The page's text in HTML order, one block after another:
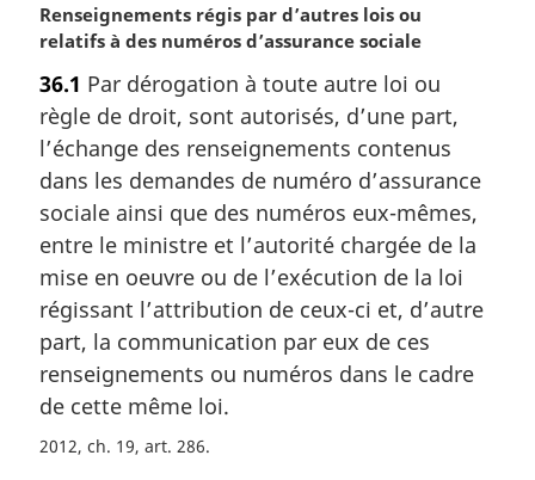
N
o
e
m
a
r
i
n
a
l
:
Renseignements régis par d’autres lois ou
relatifs à des numéros d’assurance sociale
36.1 Par dérogation à toute autre loi ou
règle de droit, sont autorisés, d’une part,
l’échange des renseignements contenus
dans les demandes de numéro d’assurance
sociale ainsi que des numéros eux-mêmes,
entre le ministre et l’autorité chargée de la
mise en oeuvre ou de l’exécution de la loi
régissant l’attribution de ceux-ci et, d’autre
part, la communication par eux de ces
renseignements ou numéros dans le cadre
de cette même loi.
2012, ch. 19, art. 286